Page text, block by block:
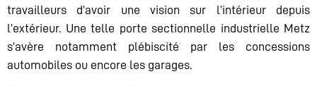
travailleurs d’avoir une vision sur l’intérieur depuis
l’extérieur. Une telle porte sectionnelle industrielle Metz
s’avère notamment plébiscité par les concessions
automobiles ou encore les garages.